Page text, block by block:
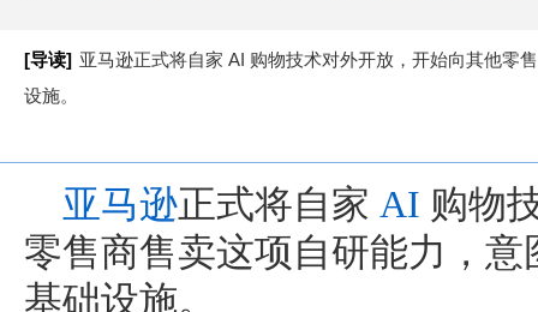
[导读] 亚马逊正式将自家 AI 购物技术对外开放，开始向其他零
设施。
亚马逊正式将自家 AI 购物
零售商售卖这项自研能力，
基础设施。